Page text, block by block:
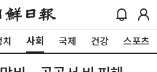
치 사회 국제 건강 스포츠